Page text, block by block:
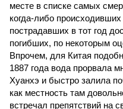
месте в списке самых
когда-либо
пострадавших в тот год
погибших, по некоторым
Впрочем, для Китая
1887 года вода прорвала
Хуанхэ и быстро залила
как местность там
встречал препятствий на